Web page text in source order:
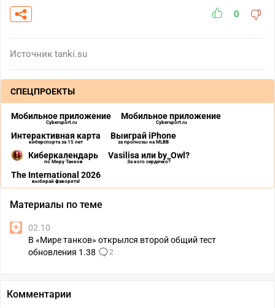
0
Источник tanki.su
СПЕЦПРОЕКТЫ
Мобильное приложение
Cybersport.ru
Мобильное приложение
Cybersport.ru
Интерактивная карта
киберспорта за 15 лет
Выиграй iPhone
за прогнозы на MLBB
Киберкалендарь
по Миру Танков
Vasilisa или by_Owl?
За кого сердечко?
The International 2026
выбирай фаворита!
Материалы по теме
02.10
В «Мире танков» открылся второй общий тест
обновления 1.38
2
Комментарии